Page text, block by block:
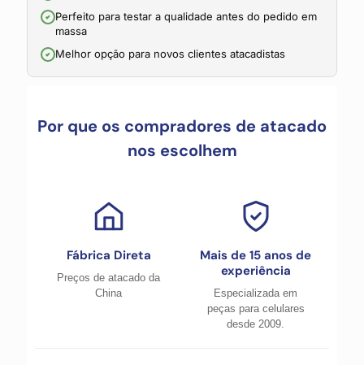
Perfeito para testar a qualidade antes do pedido em
massa
Melhor opção para novos clientes atacadistas
Por que os compradores de atacado
nos escolhem
Fábrica Direta
Preços de atacado da
China
Mais de 15 anos de
experiência
Especializada em
peças para celulares
desde 2009.